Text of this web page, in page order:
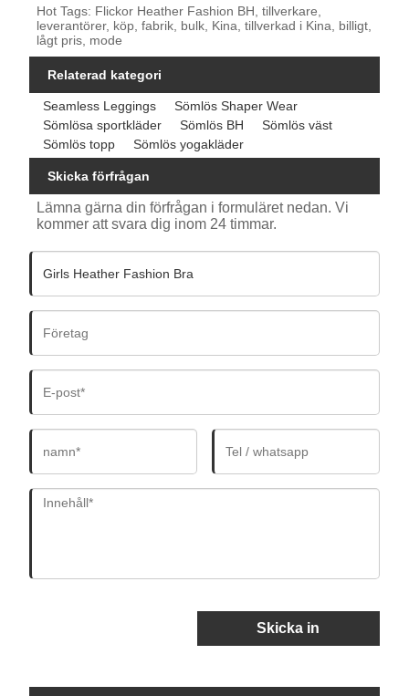
Hot Tags: Flickor Heather Fashion BH, tillverkare,
leverantörer, köp, fabrik, bulk, Kina, tillverkad i Kina, billigt,
lågt pris, mode
Relaterad kategori
Seamless Leggings
Sömlös Shaper Wear
Sömlösa sportkläder
Sömlös BH
Sömlös väst
Sömlös topp
Sömlös yogakläder
Skicka förfrågan
Lämna gärna din förfrågan i formuläret nedan. Vi
kommer att svara dig inom 24 timmar.
Skicka in